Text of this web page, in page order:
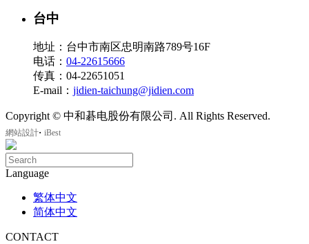
台中
地址：台中市南区忠明南路789号16F
电话： 04-22615666
传真：04-22651051
E-mail： jidien-taichung@jidien.com
Copyright © 中和碁电股份有限公司. All Rights Reserved.
網站設計‧ iBest
Language
繁体中文
简体中文
CONTACT